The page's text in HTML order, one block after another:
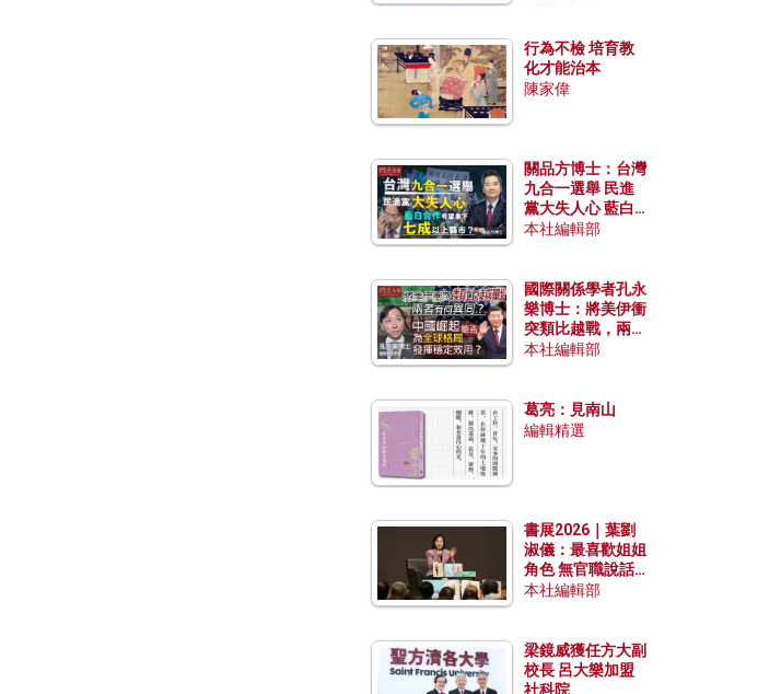
行為不檢 培育教
化才能治本
陳家偉
關品方博士：台灣
九合一選舉 民進
黨大失人心 藍白
合作有望拿下七成
本社編輯部
國際關係學者孔永
樂博士：將美伊衝
突類比越戰，兩者
有何異同？中國崛
本社編輯部
葛亮：見南山
編輯精選
書展2026｜葉劉
淑儀：最喜歡姐姐
角色 無官職說話
包袱少
本社編輯部
梁鏡威獲任方大副
校長 呂大樂加盟
社科院